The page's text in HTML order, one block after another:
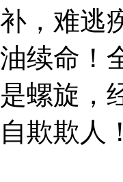
补，难逃
油续命！
是螺旋，
自欺欺人！